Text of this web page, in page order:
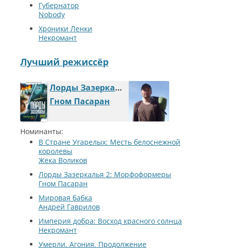
Губернатор
Nobody
Хроники Ленки
Некромант
Лучший режиссёр
Лорды Зазеркалья
Гном Пасаран
Номинанты:
В Cтране Угарелых: Месть белоснежной
королевы
Жека Воликов
Лорды Зазеркалья 2: Морфоформеры
Гном Пасаран
Мировая бабка
Андрей Гаврилов
Империя добра: Восход красного солнца
Некромант
Умерли. Агония. Продолжение